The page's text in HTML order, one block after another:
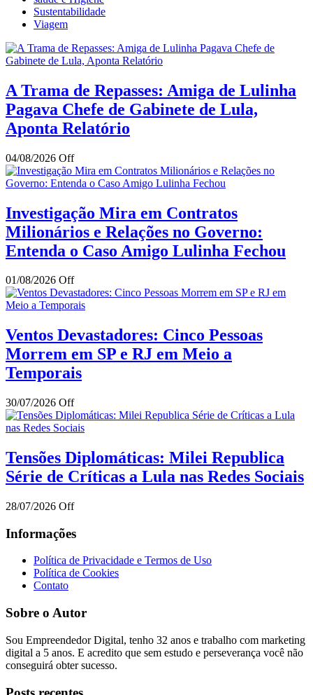
Sustentabilidade
Viagem
A Trama de Repasses: Amiga de Lulinha
Pagava Chefe de Gabinete de Lula,
Aponta Relatório
04/08/2026 Off
Investigação Mira em Contratos
Milionários e Relações no Governo:
Entenda o Caso Amigo Lulinha Fechou
01/08/2026 Off
Ventos Devastadores: Cinco Pessoas
Morrem em SP e RJ em Meio a
Temporais
30/07/2026 Off
Tensões Diplomáticas: Milei Republica
Série de Críticas a Lula nas Redes Sociais
28/07/2026 Off
Informações
Política de Privacidade e Termos de Uso
Política de Cookies
Contato
Sobre o Autor
Sou Empreendedor Digital, tenho 32 anos e trabalho com marketing
digital a 5 anos. E acredito que sem estudo e perseverança você não
conseguirá obter sucesso.